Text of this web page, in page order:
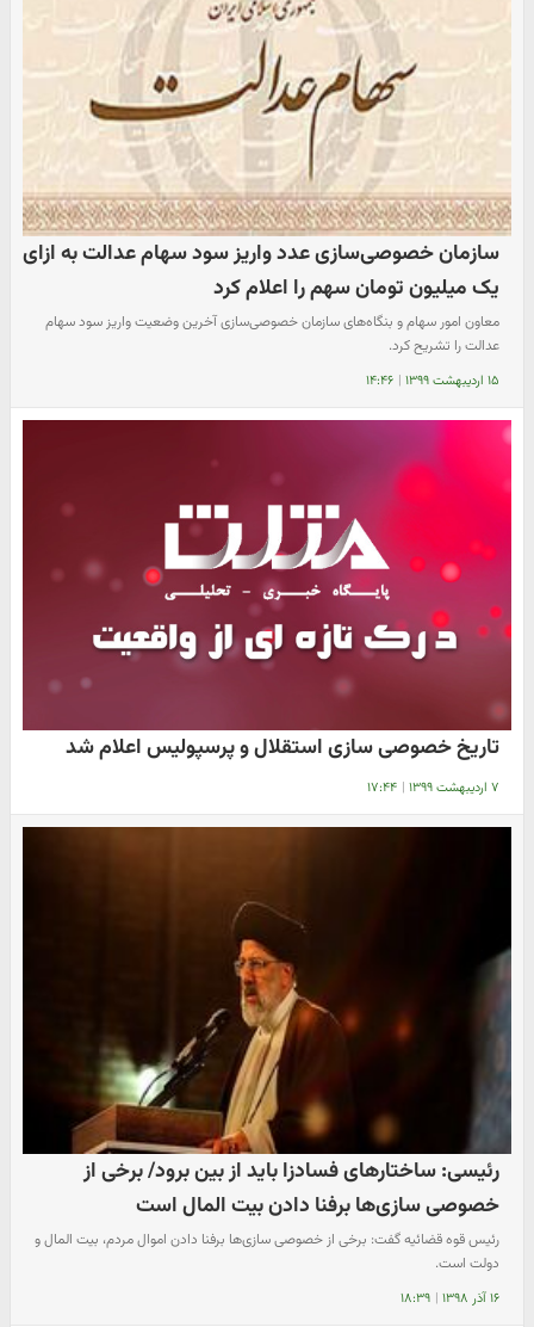
سازمان خصوصی‌سازی عدد واریز سود سهام عدالت به ازای
یک میلیون تومان سهم را اعلام کرد
معاون امور سهام و بنگاه‌های سازمان خصوصی‌سازی آخرین وضعیت واریز سود سهام
عدالت را تشریح کرد.
۱۵ اردیبهشت ۱۳۹۹ | ۱۴:۴۶
تاریخ خصوصی سازی استقلال و پرسپولیس اعلام شد
۷ اردیبهشت ۱۳۹۹ | ۱۷:۴۴
رئیسی: ساختار‌های فسادزا باید از بین برود/ برخی از
خصوصی سازی‌ها برفنا دادن بیت المال است
رئیس قوه قضائیه گفت: برخی از خصوصی سازی‌ها برفنا دادن اموال مردم، بیت المال و
دولت است.
۱۶ آذر ۱۳۹۸ | ۱۸:۳۹